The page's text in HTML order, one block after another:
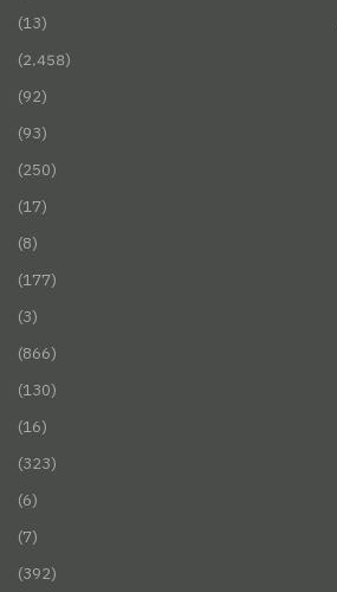
(13)
(2٬458)
(92)
(93)
(250)
(17)
(8)
(177)
(3)
(866)
(130)
(16)
(323)
(6)
(7)
(392)